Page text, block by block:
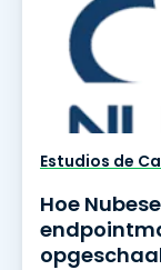
Estudios de
Hoe